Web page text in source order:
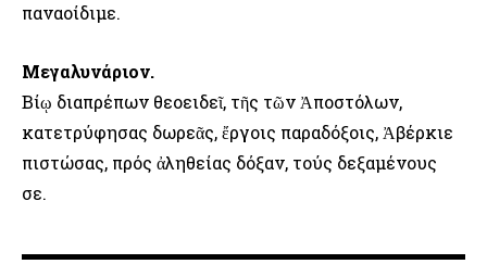
παναοίδιμε.
Μεγαλυνάριον.
Βίῳ διαπρέπων θεοειδεῖ, τῆς τῶν Ἀποστόλων,
κατετρύφησας δωρεᾶς, ἔργοις παραδόξοις, Ἀβέρκιε
πιστώσας, πρός ἀληθείας δόξαν, τούς δεξαμένους
σε.